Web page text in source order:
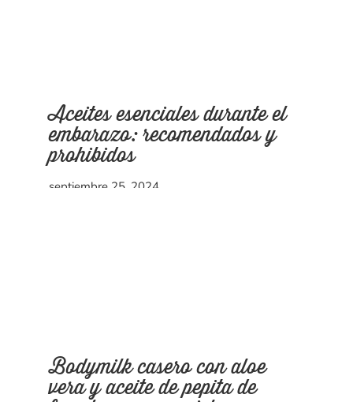
Aceites esenciales durante el
embarazo: recomendados y
prohibidos
septiembre 25, 2024
Bodymilk casero con aloe
vera y aceite de pepita de